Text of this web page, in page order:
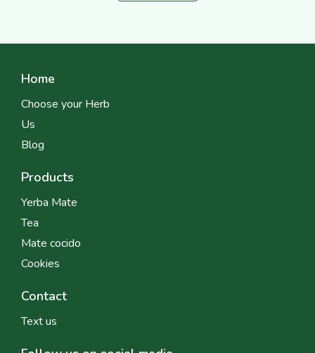
Home
Choose your Herb
Us
Blog
Products
Yerba Mate
Tea
Mate cocido
Cookies
Contact
Text us